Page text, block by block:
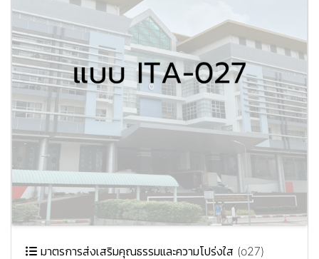
มาตรการส่งเสริมคุณธรรมและความโปร่งใส (o27)